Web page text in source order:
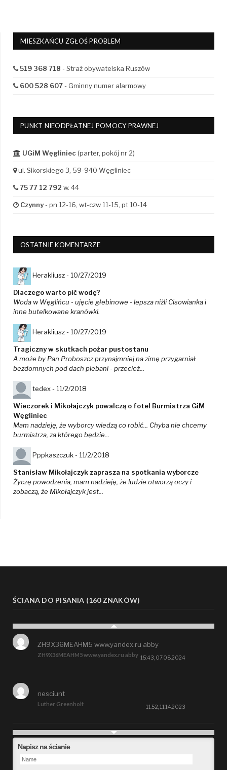
MIESZKAŃCU ZGŁOŚ PROBLEM
519 368 718 - Straż obywatelska Ruszów
600 528 607- Gminny numer alarmowy
PUNKT NIEODPŁATNEJ POMOCY PRAWNEJ
UGiM Węgliniec (parter, pokój nr 2)
ul. Sikorskiego 3, 59-940 Węgliniec
75 77 12 792 w. 44
Czynny- pn 12-16, wt-czw 11-15, pt 10-14
OSTATNIE KOMENTARZE
Herakliusz - 10/27/2019
Dlaczego warto pić wodę?
Woda w Węglińcu - ujęcie głebinowe - lepsza niżli Cisowianka i
inne butelkowane kranówki.
Herakliusz - 10/27/2019
Tragiczny w skutkach pożar pustostanu
A może by Pan Proboszcz przynajmniej na zimę przygarniał
bezdomnych pod dach plebani - przecież...
tedex - 11/2/2018
Wieczorek i Mikołajczyk powalczą o fotel Burmistrza GiM
Węgliniec
Mam nadzieję, że wyborcy wiedzą co robić... Chyba nie chcemy
burmistrza, za którego będzie...
Pppkaszczuk - 11/2/2018
Stanisław Mikołajczyk zaprasza na spotkania wyborcze
Życzę powodzenia, mam nadzieję, że ludzie otworzą oczy i
zobaczą, że Mikołajczyk jest...
ŚCIANA DO PISANIA (160 ZNAKÓW)
ZH9X36MEAHM5 www.yandex.ru abby
ZH9X36MEAHM5 www.yandex.ru abby
15:43, 07.08.2024
Luther Greenholt
nesciunt
11:52, 11.14.2023
Future
Napisz na ścianie